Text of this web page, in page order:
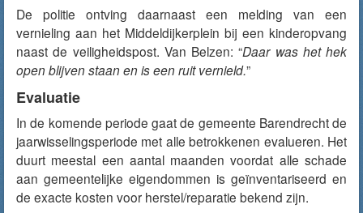
De politie ontving daarnaast een melding van een
vernieling aan het Middeldijkerplein bij een kinderopvang
naast de veiligheidspost. Van Belzen: “Daar was het hek
open blijven staan en is een ruit vernield.”
Evaluatie
In de komende periode gaat de gemeente Barendrecht de
jaarwisselingsperiode met alle betrokkenen evalueren. Het
duurt meestal een aantal maanden voordat alle schade
aan gemeentelijke eigendommen is geïnventariseerd en
de exacte kosten voor herstel/reparatie bekend zijn.